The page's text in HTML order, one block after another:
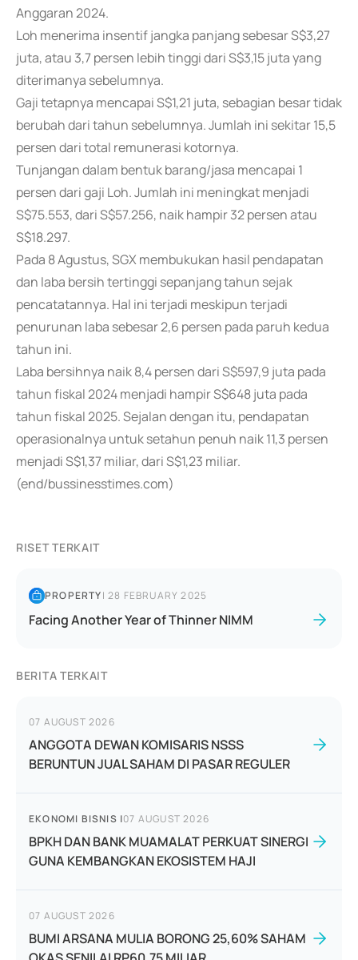
Anggaran 2024.
Loh menerima insentif jangka panjang sebesar S$3,27
juta, atau 3,7 persen lebih tinggi dari S$3,15 juta yang
diterimanya sebelumnya.
Gaji tetapnya mencapai S$1,21 juta, sebagian besar tidak
berubah dari tahun sebelumnya. Jumlah ini sekitar 15,5
persen dari total remunerasi kotornya.
Tunjangan dalam bentuk barang/jasa mencapai 1
persen dari gaji Loh. Jumlah ini meningkat menjadi
S$75.553, dari S$57.256, naik hampir 32 persen atau
S$18.297.
Pada 8 Agustus, SGX membukukan hasil pendapatan
dan laba bersih tertinggi sepanjang tahun sejak
pencatatannya. Hal ini terjadi meskipun terjadi
penurunan laba sebesar 2,6 persen pada paruh kedua
tahun ini.
Laba bersihnya naik 8,4 persen dari S$597,9 juta pada
tahun fiskal 2024 menjadi hampir S$648 juta pada
tahun fiskal 2025. Sejalan dengan itu, pendapatan
operasionalnya untuk setahun penuh naik 11,3 persen
menjadi S$1,37 miliar, dari S$1,23 miliar.
(end/bussinesstimes.com)
RISET TERKAIT
PROPERTY|28 FEBRUARY 2025
Facing Another Year of Thinner NIMM
BERITA TERKAIT
07 AUGUST 2026
ANGGOTA DEWAN KOMISARIS NSSS
BERUNTUN JUAL SAHAM DI PASAR REGULER
EKONOMI BISNIS |07 AUGUST 2026
BPKH DAN BANK MUAMALAT PERKUAT SINERGI
GUNA KEMBANGKAN EKOSISTEM HAJI
07 AUGUST 2026
BUMI ARSANA MULIA BORONG 25,60% SAHAM